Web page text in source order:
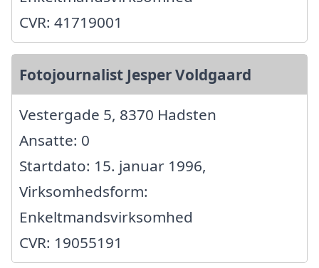
CVR: 41719001
Fotojournalist Jesper Voldgaard
Vestergade 5, 8370 Hadsten
Ansatte: 0
Startdato: 15. januar 1996,
Virksomhedsform:
Enkeltmandsvirksomhed
CVR: 19055191